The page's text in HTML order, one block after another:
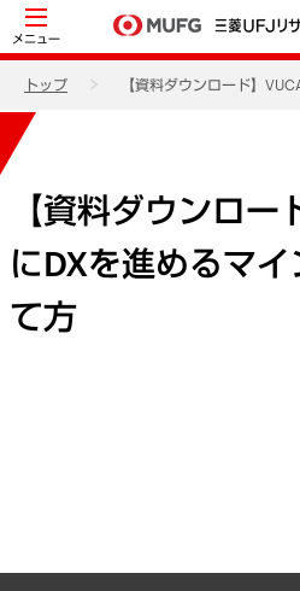
メニュー
トップ 【資料ダウンロード】
【資料ダウンロ
にDXを進めるマ
て方